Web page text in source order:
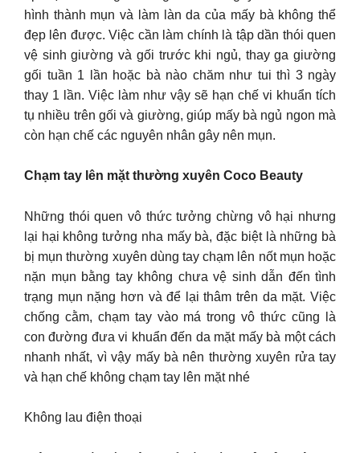
hình thành mụn và làm làn da của mấy bà không thể
đẹp lên được. Việc cần làm chính là tập dần thói quen
vệ sinh giường và gối trước khi ngủ, thay ga giường
gối tuần 1 lần hoặc bà nào chăm như tui thì 3 ngày
thay 1 lần. Việc làm như vậy sẽ hạn chế vi khuẩn tích
tụ nhiều trên gối và giường, giúp mấy bà ngủ ngon mà
còn hạn chế các nguyên nhân gây nên mụn.
Chạm tay lên mặt thường xuyên Coco Beauty
Những thói quen vô thức tưởng chừng vô hại nhưng
lại hại không tưởng nha mấy bà, đặc biệt là những bà
bị mụn thường xuyên dùng tay chạm lên nốt mụn hoặc
nặn mụn bằng tay không chưa vệ sinh dẫn đến tình
trạng mụn nặng hơn và để lại thâm trên da mặt. Việc
chống cằm, chạm tay vào má trong vô thức cũng là
con đường đưa vi khuẩn đến da mặt mấy bà một cách
nhanh nhất, vì vậy mấy bà nên thường xuyên rửa tay
và hạn chế không chạm tay lên mặt nhé
Không lau điện thoại